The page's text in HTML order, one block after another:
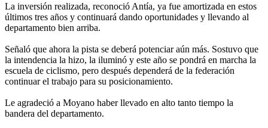
La inversión realizada, reconoció Antía, ya fue amortizada en estos
últimos tres años y continuará dando oportunidades y llevando al
departamento bien arriba.
Señaló que ahora la pista se deberá potenciar aún más. Sostuvo que
la intendencia la hizo, la iluminó y este año se pondrá en marcha la
escuela de ciclismo, pero después dependerá de la federación
continuar el trabajo para su posicionamiento.
Le agradeció a Moyano haber llevado en alto tanto tiempo la
bandera del departamento.